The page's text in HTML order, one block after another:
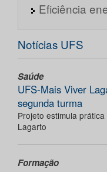
Eficiência
Notícias UFS
Saúde
UFS-Mais Viver
segunda turma
Projeto estimula
Lagarto
Formação